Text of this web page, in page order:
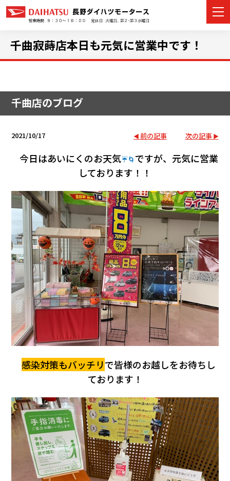
店舗情報
イベント・キャンペーン
アフターサポート
会社情報
カタ
千曲寂蒔店本日も元気に営業中です！
千曲店のブログ
2021/10/17 前の記事 次の記事
今日はあいにくのお天気☔🌀 ですが、元気に営業
しております！！
感染対策もバッチリで皆様のお越しをお待ちし
ております！